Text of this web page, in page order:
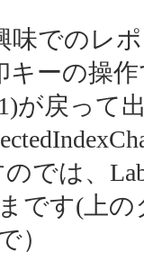
味でのレ
キーの操
が戻って
では、
まです(上
）